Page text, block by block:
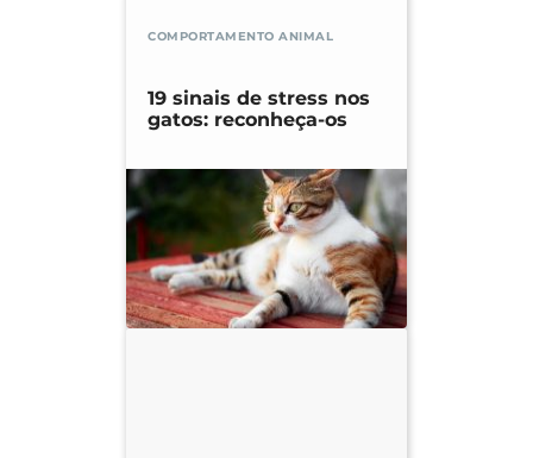
COMPORTAMENTO ANIMAL
19 sinais de stress nos
gatos: reconheça-os